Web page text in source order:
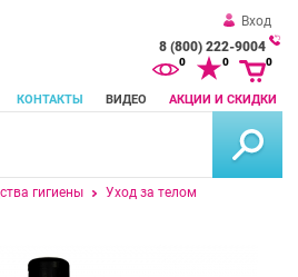
Вход
8 (800) 222-9004
КОНТАКТЫ ВИДЕО АКЦИИ И СКИДКИ
0 0 0
гигиены Уход за телом